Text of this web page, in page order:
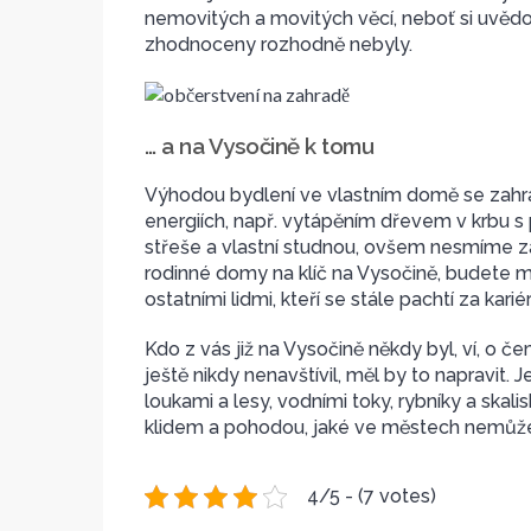
nemovitých a movitých věcí, neboť si
zhodnoceny rozhodně nebyly.
… a na Vysočině k tomu
Výhodou bydlení ve vlastním domě se
energiích, např. vytápěním dřevem v krbu
střeše a vlastní studnou, ovšem nesmíme
rodinné domy na klíč na Vysočině, budete
ostatními lidmi, kteří se stále pachtí za
Kdo z vás již na Vysočině někdy byl, ví, o
ještě nikdy nenavštívil, měl by to napravit.
loukami a lesy, vodními toky, rybníky a
klidem a pohodou, jaké ve městech
4/5 - (7 votes)